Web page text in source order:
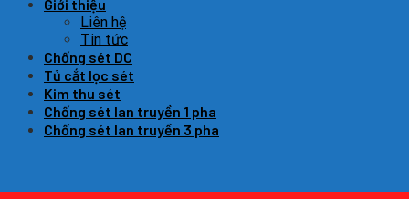
Giới thiệu
Liên hệ
Tin tức
Chống sét DC
Tủ cắt lọc sét
Kim thu sét
Chống sét lan truyền 1 pha
Chống sét lan truyền 3 pha